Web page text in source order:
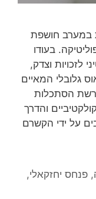
במערב חושפת
בעודו
לזכויות וצדק,
גלובלי המאיים
הסתכלות
והדרך
על ידי הקשרם
,פנחס יחזקאלי,